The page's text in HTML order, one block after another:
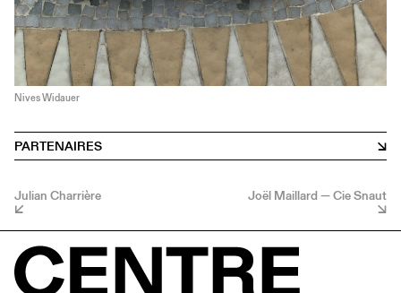
Nives Widauer
PARTENAIRES
Julian Charrière Joël Maillard — Cie Snaut